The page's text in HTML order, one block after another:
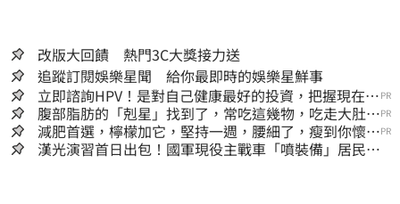
改版大回饋 熱門3C大獎接力送
追蹤訂閱娛樂星聞 給你最即時的娛樂星鮮事
立即諮詢HPV！是對自己健康最好的投資，把握現在不
嫌晚！
PR
腹部脂肪的「剋星」找到了，常吃這幾物，吃走大肚
囊，瘦出小蠻腰
PR
減肥首選，檸檬加它，堅持一週，腰細了，瘦到你懷疑
人生
PR
漢光演習首日出包！國軍現役主戰車「噴裝備」居民撿